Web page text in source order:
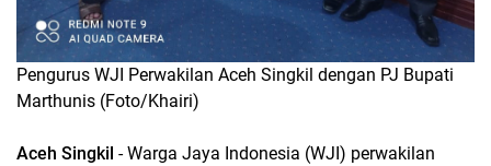
Pengurus WJI Perwakilan Aceh Singkil dengan PJ Bupati
Marthunis (Foto/Khairi)
Aceh Singkil - Warga Jaya Indonesia (WJI) perwakilan